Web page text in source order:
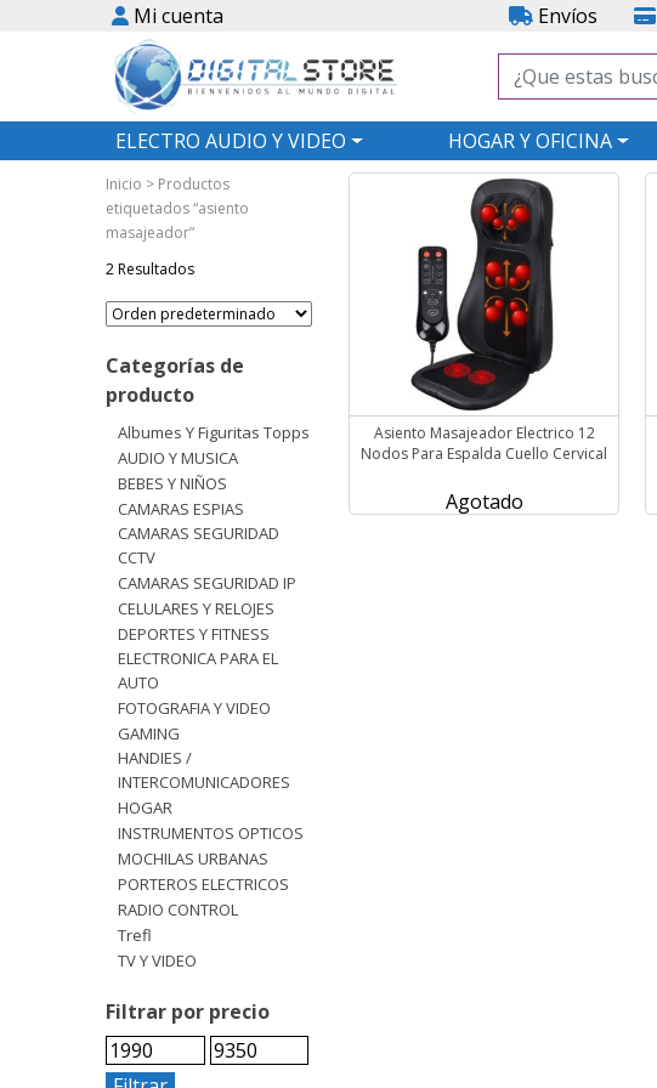
Mi cuenta Envíos
ELECTRO AUDIO Y VIDEO HOGAR Y OFICINA
Inicio > Productos
etiquetados “asiento
masajeador”
2 Resultados
Categorías de
producto
Albumes Y Figuritas Topps
AUDIO Y MUSICA
BEBES Y NIÑOS
CAMARAS ESPIAS
CAMARAS SEGURIDAD
CCTV
CAMARAS SEGURIDAD IP
CELULARES Y RELOJES
DEPORTES Y FITNESS
ELECTRONICA PARA EL
AUTO
FOTOGRAFIA Y VIDEO
GAMING
HANDIES /
INTERCOMUNICADORES
HOGAR
INSTRUMENTOS OPTICOS
MOCHILAS URBANAS
PORTEROS ELECTRICOS
RADIO CONTROL
Trefl
TV Y VIDEO
Filtrar por precio
Asiento Masajeador Electrico 12
Nodos Para Espalda Cuello Cervical
Agotado